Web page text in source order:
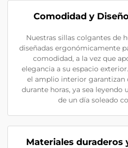
Comodidad y
Nuestras sillas colgantes de
diseñadas ergonómicamente
comodidad, a la vez que
elegancia a su espacio
el amplio interior garantizan
durante horas, ya sea
de un día soleado
Materiales duraderos